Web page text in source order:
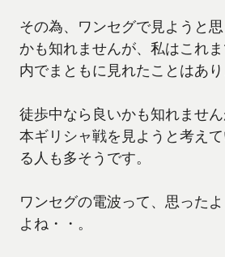
その為、ワンセグで見ようと
かも知れませんが、私はこれ
内でまともに見れたことはあり
徒歩中なら良いかも知れませ
本ギリシャ戦を見ようと考え
る人も多そうです。
ワンセグの電波って、思った
よね・・。